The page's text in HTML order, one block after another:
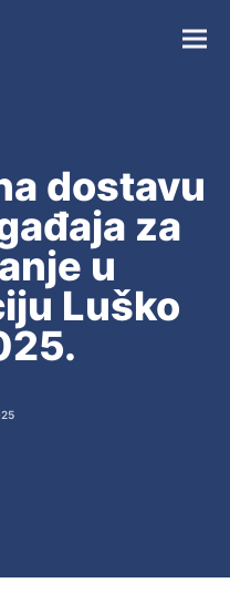
dostavu
za
u
Luško